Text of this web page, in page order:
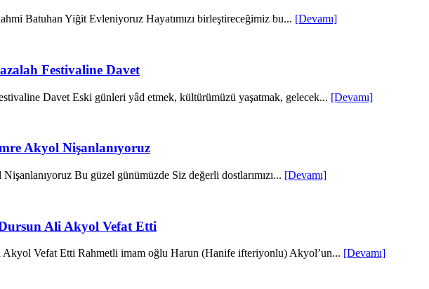
Batuhan Yiğit Evleniyoruz Hayatımızı birleştireceğimiz bu... [Devamı]
Festivaline Davet
Davet Eski günleri yâd etmek, kültürümüzü yaşatmak, gelecek... [Devamı]
Akyol Nişanlanıyoruz
Bu güzel günümüzde Siz değerli dostlarımızı... [Devamı]
Ali Akyol Vefat Etti
Akyol Vefat Etti Rahmetli imam oğlu Harun (Hanife ifteriyonlu) Akyol’un... [Devamı]